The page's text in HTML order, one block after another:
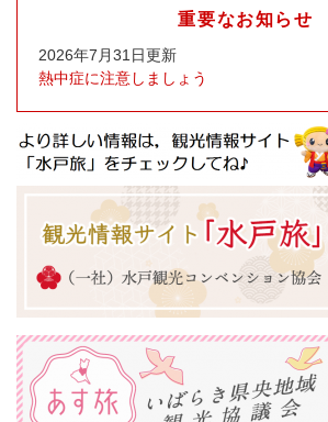
重要なお知らせ
2026年7月31日更新
熱中症に注意しましょう